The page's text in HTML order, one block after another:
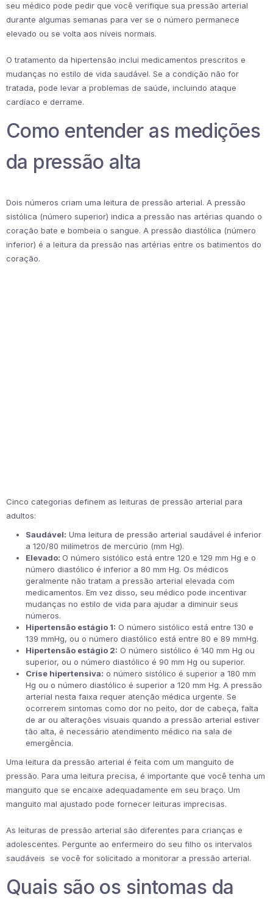
seu médico pode pedir que você verifique sua pressão arterial
durante algumas semanas para ver se o número permanece
elevado ou se volta aos níveis normais.
O tratamento da hipertensão inclui medicamentos prescritos e
mudanças no estilo de vida saudável. Se a condição não for
tratada, pode levar a problemas de saúde, incluindo ataque
cardíaco e derrame.
Como entender as medições
da pressão alta
Dois números criam uma leitura de pressão arterial. A pressão
sistólica (número superior) indica a pressão nas artérias quando o
coração bate e bombeia o sangue. A pressão diastólica (número
inferior) é a leitura da pressão nas artérias entre os batimentos do
coração.
Cinco categorias definem as leituras de pressão arterial para
adultos:
Saudável: Uma leitura de pressão arterial saudável é inferior
a 120/80 milímetros de mercúrio (mm Hg).
Elevado: O número sistólico está entre 120 e 129 mm Hg e o
número diastólico é inferior a 80 mm Hg. Os médicos
geralmente não tratam a pressão arterial elevada com
medicamentos. Em vez disso, seu médico pode incentivar
mudanças no estilo de vida para ajudar a diminuir seus
números.
Hipertensão estágio 1: O número sistólico está entre 130 e
139 mmHg, ou o número diastólico está entre 80 e 89 mmHg.
Hipertensão estágio 2: O número sistólico é 140 mm Hg ou
superior, ou o número diastólico é 90 mm Hg ou superior.
Crise hipertensiva: o número sistólico é superior a 180 mm
Hg ou o número diastólico é superior a 120 mm Hg. A pressão
arterial nesta faixa requer atenção médica urgente. Se
ocorrerem sintomas como dor no peito, dor de cabeça, falta
de ar ou alterações visuais quando a pressão arterial estiver
tão alta, é necessário atendimento médico na sala de
emergência.
Uma leitura da pressão arterial é feita com um manguito de
pressão. Para uma leitura precisa, é importante que você tenha um
manguito que se encaixe adequadamente em seu braço. Um
manguito mal ajustado pode fornecer leituras imprecisas.
As leituras de pressão arterial são diferentes para crianças e
adolescentes. Pergunte ao enfermeiro do seu filho os intervalos
saudáveis ​​​ se você for solicitado a monitorar a pressão arterial.
Quais são os sintomas da